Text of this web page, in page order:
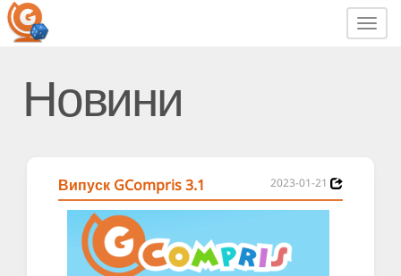
Новини
Випуск GCompris 3.1 2023-01-21